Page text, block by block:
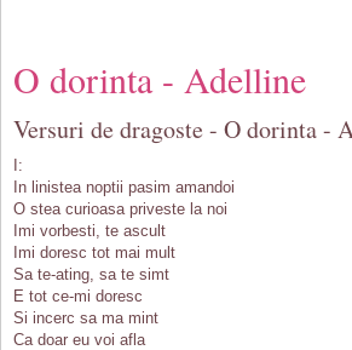
O dorinta - Adelline
Versuri de dragoste - O dorinta -
I:
In linistea noptii pasim amandoi
O stea curioasa priveste la noi
Imi vorbesti, te ascult
Imi doresc tot mai mult
Sa te-ating, sa te simt
E tot ce-mi doresc
Si incerc sa ma mint
Ca doar eu voi afla